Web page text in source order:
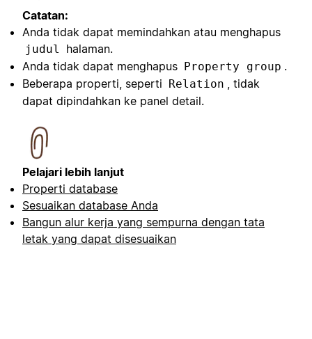
Catatan:
Anda tidak dapat memindahkan atau menghapus
judul
halaman.
Anda tidak dapat menghapus Property group .
Beberapa properti, seperti Relation
, tidak
dapat dipindahkan ke panel detail.
Pelajari lebih lanjut
Properti database
Sesuaikan database Anda
Bangun alur kerja yang sempurna dengan tata
letak yang dapat disesuaikan